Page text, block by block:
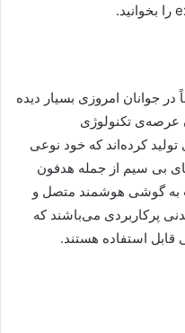
جوانان امروزی بسیار دیده
عرصه‌ی تکنولوژی
کرده‌اند که خود نوعی
بی سیم از جمله هدفون
به گوشی هوشمند متصل و
پرکاربردی می‌باشند که
استفاده هستند.